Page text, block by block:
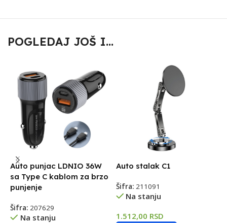
POGLEDAJ JOŠ I...
Auto punjac LDNIO 36W
sa Type C kablom za brzo
punjenje
Šifra: 207629
Na stanju
Auto stalak C1
Šifra: 211091
Na stanju
1.512,00 RSD